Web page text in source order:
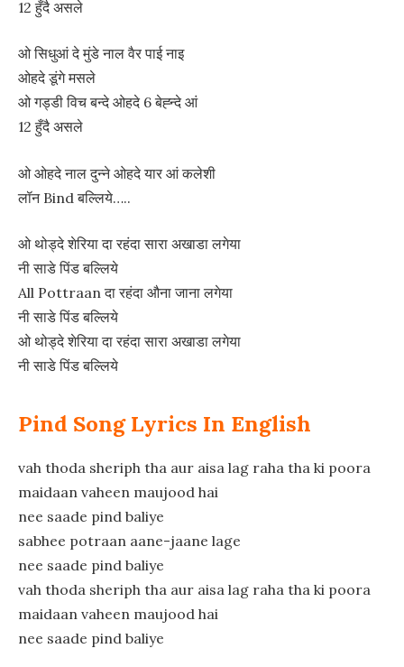
12 हुँदै असले
ओ सिधुआं दे मुंडे नाल वैर पाई नाइ
ओहदे डूंगे मसले
ओ गड्डी विच बन्दे ओहदे 6 बेह्न्दे आं
12 हुँदै असले
ओ ओहदे नाल दुन्ने ओहदे यार आं कलेशी
लॉन Bind बल्लिये…..
ओ थोड्दे शेरिया दा रहंदा सारा अखाडा लगेया
नी साडे पिंड बल्लिये
All Pottraan दा रहंदा औना जाना लगेया
नी साडे पिंड बल्लिये
ओ थोड्दे शेरिया दा रहंदा सारा अखाडा लगेया
नी साडे पिंड बल्लिये
Pind Song Lyrics In English
vah thoda sheriph tha aur aisa lag raha tha ki poora
maidaan vaheen maujood hai
nee saade pind baliye
sabhee potraan aane-jaane lage
nee saade pind baliye
vah thoda sheriph tha aur aisa lag raha tha ki poora
maidaan vaheen maujood hai
nee saade pind baliye